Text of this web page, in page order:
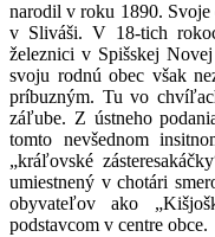
narodil v roku 1890. Svoje
v Sliváši. V 18-tich
železnici v Spišskej
svoju rodnú obec však
príbuzným. Tu vo
záľube. Z ústneho
tomto nevšednom
„kráľovské
umiestnený v chotári
obyvateľov ako
podstavcom v centre obce.